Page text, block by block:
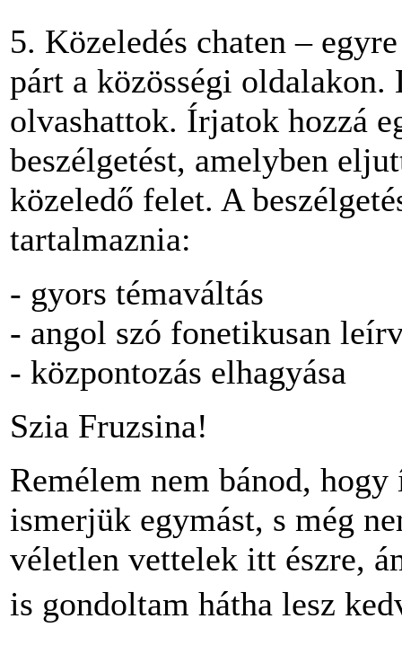
5. Közeledés chaten –
párt a közösségi
olvashattok. Írjatok hozzá
beszélgetést, amelyben
közeledő felet. A
tartalmaznia:
- gyors témaváltás
- angol szó fonetikusan
- központozás elhagyása
Szia Fruzsina!
Remélem nem bánod,
ismerjük egymást, s még
véletlen vettelek itt észre,
is gondoltam hátha lesz